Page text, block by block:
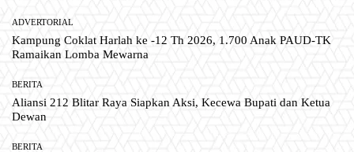
ADVERTORIAL
Kampung Coklat Harlah ke -12 Th 2026, 1.700 Anak PAUD-TK
Ramaikan Lomba Mewarna
BERITA
Aliansi 212 Blitar Raya Siapkan Aksi, Kecewa Bupati dan Ketua
Dewan
BERITA